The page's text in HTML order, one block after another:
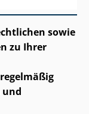
sowie
zu Ihrer
und